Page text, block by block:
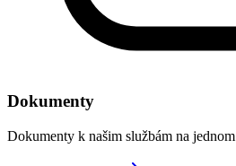
Dokumenty
Dokumenty k našim službám na